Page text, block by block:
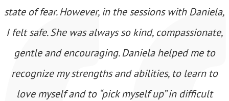
state of fear. However, in the sessions with Daniela,
I felt safe. She was always so kind, compassionate,
gentle and encouraging. Daniela helped me to
recognize my strengths and abilities, to learn to
love myself and to “pick myself up” in difficult